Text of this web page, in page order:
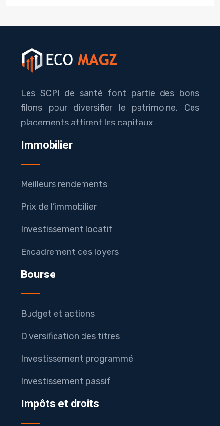
Les SCPI de santé font partie des bons
filons pour diversifier le patrimoine. Ces
placements attirent les capitaux.
Immobilier
Meilleurs rendements
Prix de l’immobilier
Investissement locatif
Encadrement des loyers
Bourse
Budget et actions
Diversification des titres
Investissement programmé
Investissement passif
Impôts et droits